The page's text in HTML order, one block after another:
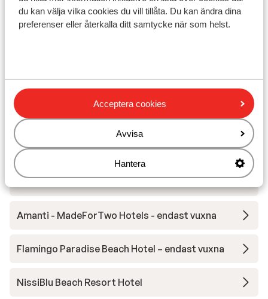
du kan välja vilka cookies du vill tillåta. Du kan ändra dina
preferenser eller återkalla ditt samtycke när som helst.
Acceptera cookies
Avvisa
Hantera
Avstånd till stranden ca 150 m
Avstånd till flygplats ca 65 km
Andra boenden i Cypern
Grecian Park Hotel
Amanti - MadeForTwo Hotels - endast vuxna
Flamingo Paradise Beach Hotel – endast vuxna
NissiBlu Beach Resort Hotel